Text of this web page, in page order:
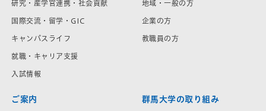
研究・産学官連携・社会貢献
国際交流・留学・GIC
キャンパスライフ
就職・キャリア支援
入試情報
地域・一般の方
企業の方
教職員の方
ご案内 群馬大学の取り組み